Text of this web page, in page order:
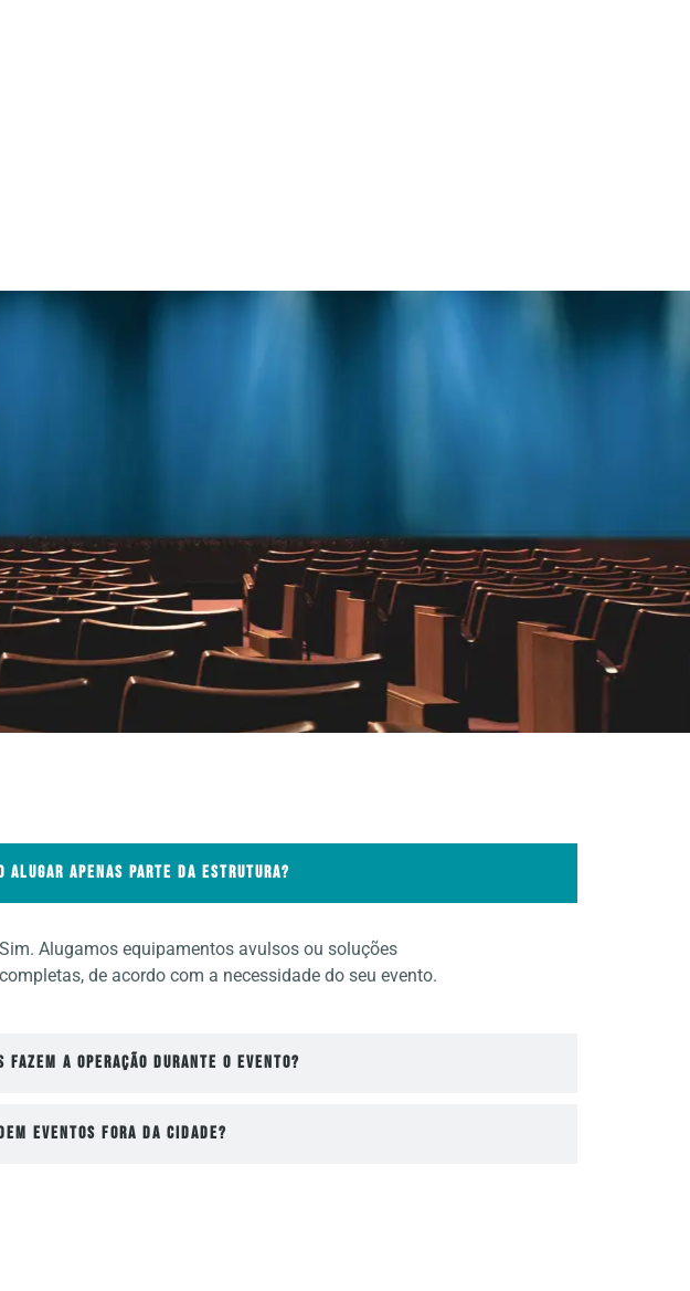
alugar apenas parte da estrutura?
Sim. Alugamos equipamentos avulsos ou soluções
completas, de acordo com a necessidade do seu evento.
fazem a operação durante o evento?
eventos fora da cidade?